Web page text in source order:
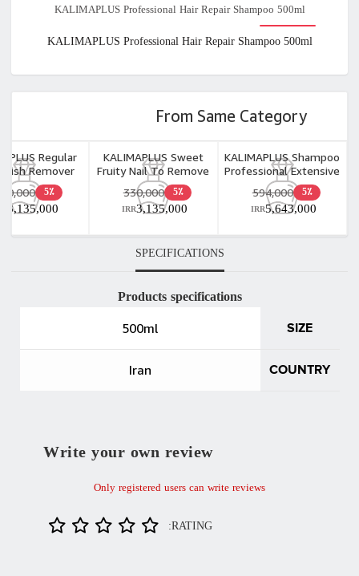
KALIMAPLUS Professional Hair Repair Shampoo 500ml
KALIMAPLUS Professional Hair Repair Shampoo 500ml
From Same Category
Regular
Remover
100ml
5٪
3,135,000
KALIMAPLUS Sweet
Fruity Nail To Remove
Gel Nail 100ml
5٪ 330,000
3,135,000
IRR
KALIMAPLUS Shampoo
Professional Extensive
Care Free Sulphate
500ml 5٪ 594,000
5,643,000
IRR
SPECIFICATIONS
Products specifications
SIZE
500ml
COUNTRY
Iran
Write your own review
Only registered users can write reviews
RATING: